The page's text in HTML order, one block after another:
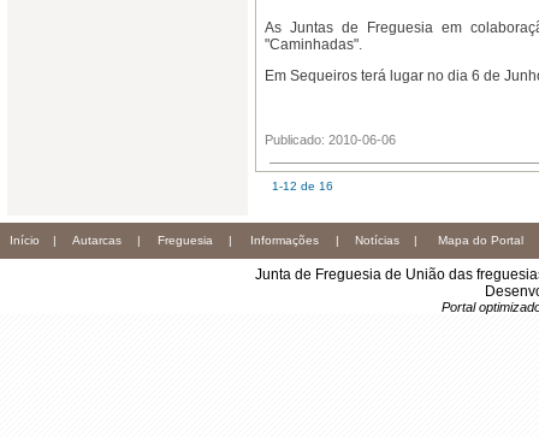
As Juntas de Freguesia em
"Caminhadas".
Em Sequeiros terá lugar no dia 6 de
Publicado: 2010-06-06
1-12 de 16
Início | Autarcas | Freguesia | Informações | Notícias | Mapa do Portal
Junta de Freguesia de União das
Portal